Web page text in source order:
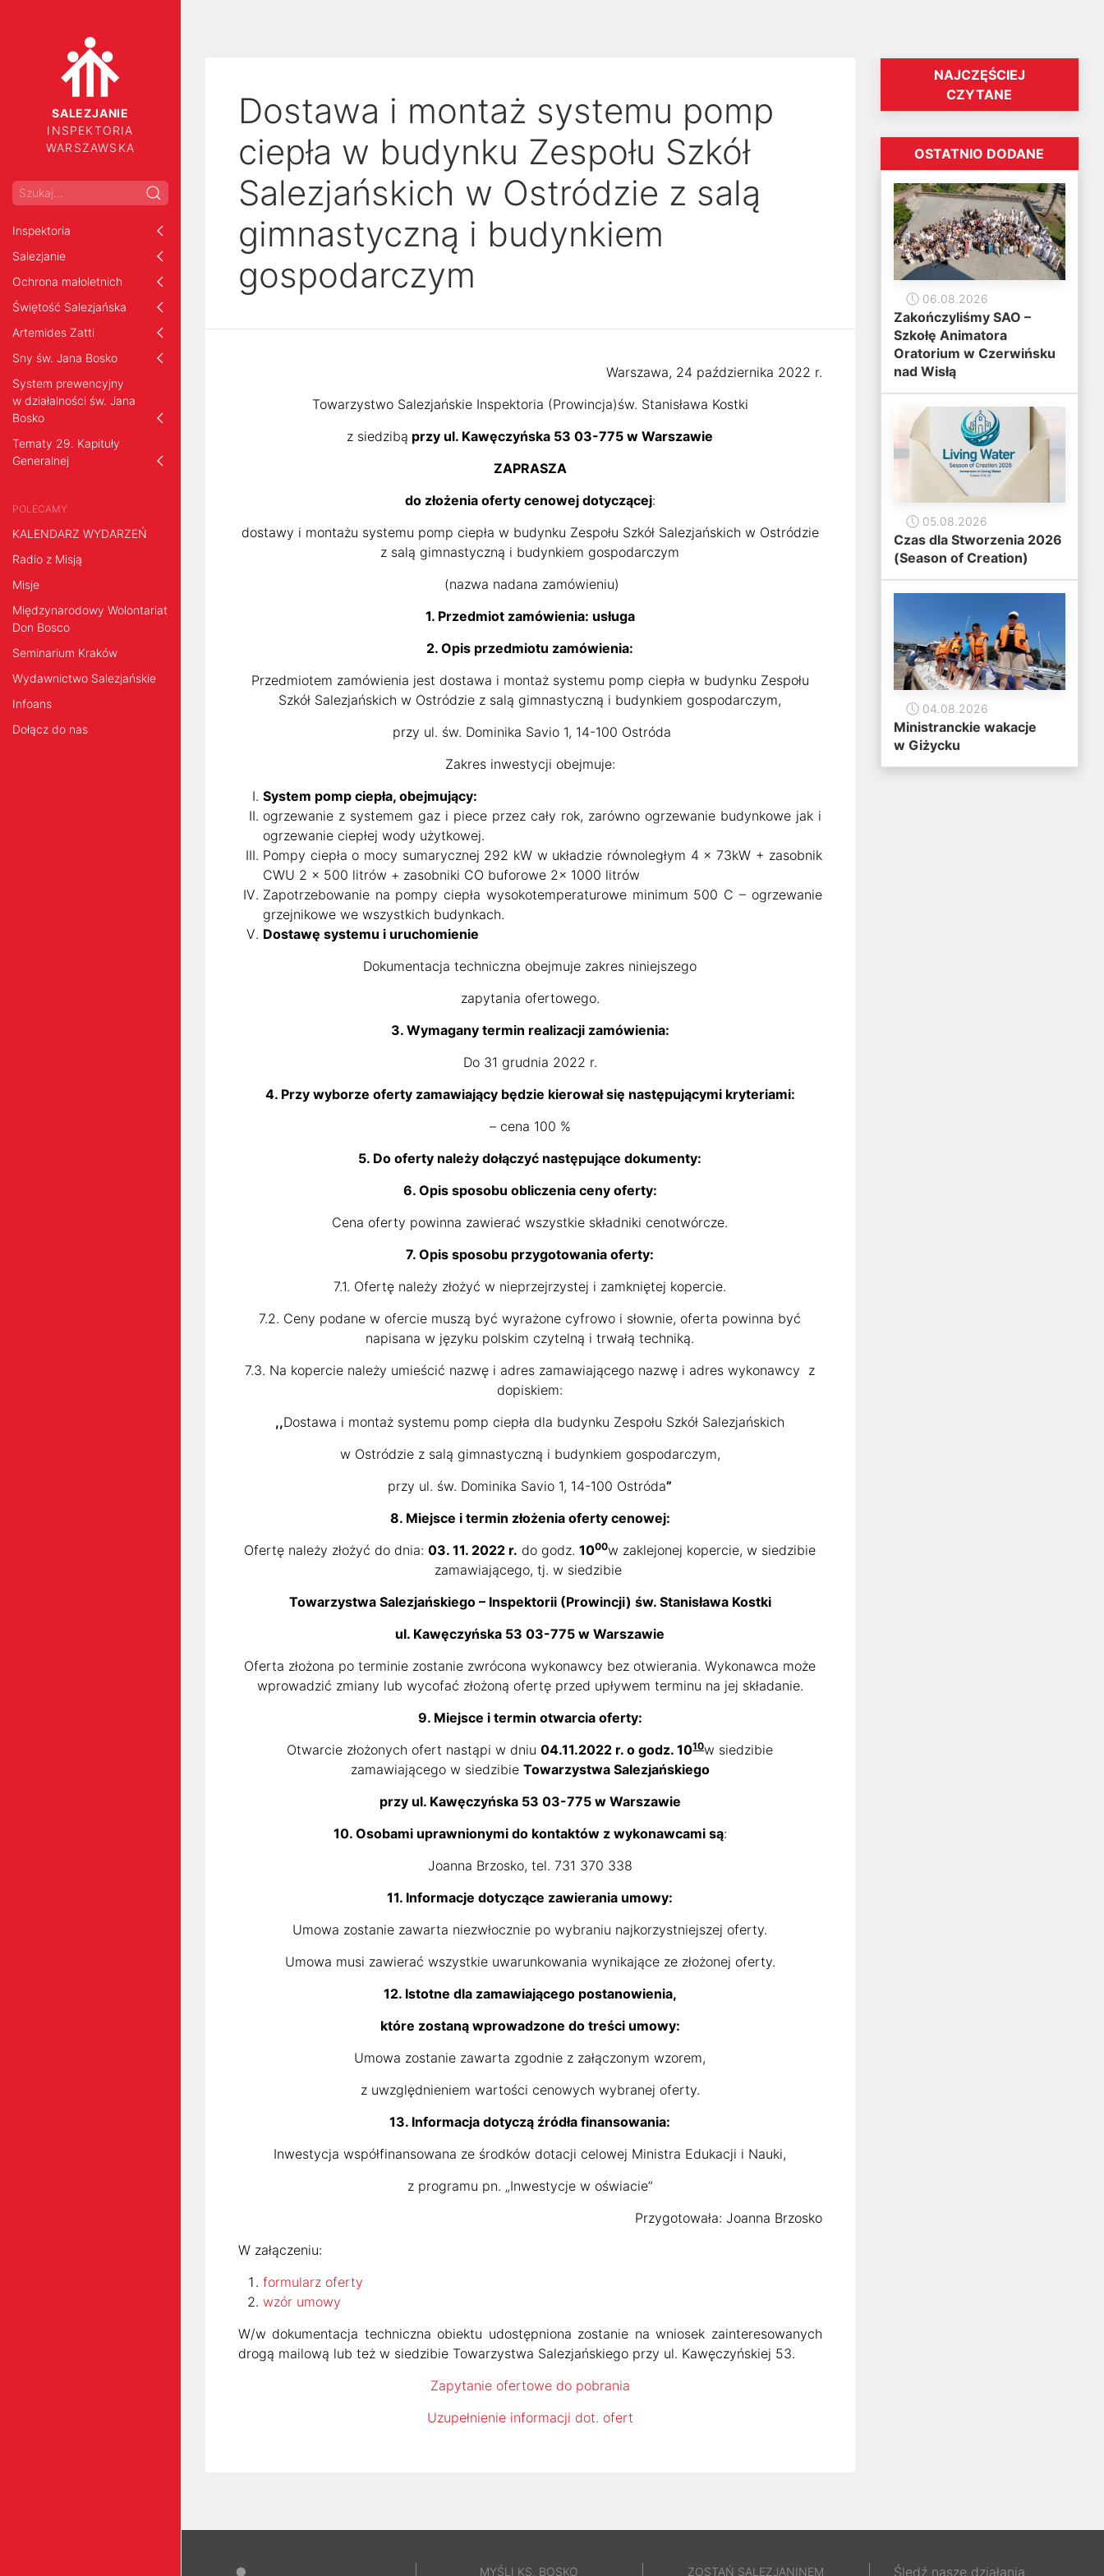
SALEZJANIE
INSPEKTORIA
WARSZAWSKA
Inspektoria
Salezjanie
Ochrona małoletnich
Świętość Salezjańska
Artemides Zatti
Sny św. Jana Bosko
System prewencyjny
w działalności św. Jana
Bosko
Tematy 29. Kapituły
Generalnej
POLECAMY
KALENDARZ WYDARZEŃ
Radio z Misją
Misje
Międzynarodowy Wolontariat
Don Bosco
Seminarium Kraków
Wydawnictwo Salezjańskie
Infoans
Dołącz do nas
Dostawa i montaż systemu pomp
ciepła w budynku Zespołu Szkół
Salezjańskich w Ostródzie z salą
gimnastyczną i budynkiem
gospodarczym
Warszawa, 24 października 2022 r.
Towarzystwo Salezjańskie Inspektoria (Prowincja)św. Stanisława Kostki
z siedzibą przy ul. Kawęczyńska 53 03-775 w Warszawie
ZAPRASZA
do złożenia oferty cenowej dotyczącej:
dostawy i montażu systemu pomp ciepła w budynku Zespołu Szkół Salezjańskich w Ostródzie
z salą gimnastyczną i budynkiem gospodarczym
(nazwa nadana zamówieniu)
1. Przedmiot zamówienia: usługa
2. Opis przedmiotu zamówienia:
Przedmiotem zamówienia jest dostawa i montaż systemu pomp ciepła w budynku Zespołu
Szkół Salezjańskich w Ostródzie z salą gimnastyczną i budynkiem gospodarczym,
przy ul. św. Dominika Savio 1, 14-100 Ostróda
Zakres inwestycji obejmuje:
System pomp ciepła, obejmujący:
ogrzewanie z systemem gaz i piece przez cały rok, zarówno ogrzewanie budynkowe jak i
ogrzewanie ciepłej wody użytkowej.
Pompy ciepła o mocy sumarycznej 292 kW w układzie równoległym 4 x 73kW + zasobnik
CWU 2 x 500 litrów + zasobniki CO buforowe 2x 1000 litrów
Zapotrzebowanie na pompy ciepła wysokotemperaturowe minimum 500 C – ogrzewanie
grzejnikowe we wszystkich budynkach.
Dostawę systemu i uruchomienie
Dokumentacja techniczna obejmuje zakres niniejszego
zapytania ofertowego.
3. Wymagany termin realizacji zamówienia:
Do 31 grudnia 2022 r.
4. Przy wyborze oferty zamawiający będzie kierował się następującymi kryteriami:
– cena 100 %
5. Do oferty należy dołączyć następujące dokumenty:
6. Opis sposobu obliczenia ceny oferty:
Cena oferty powinna zawierać wszystkie składniki cenotwórcze.
7. Opis sposobu przygotowania oferty:
7.1. Ofertę należy złożyć w nieprzejrzystej i zamkniętej kopercie.
7.2. Ceny podane w ofercie muszą być wyrażone cyfrowo i słownie, oferta powinna być
napisana w języku polskim czytelną i trwałą techniką.
7.3. Na kopercie należy umieścić nazwę i adres zamawiającego nazwę i adres wykonawcy z
dopiskiem:
,,Dostawa i montaż systemu pomp ciepła dla budynku Zespołu Szkół Salezjańskich
w Ostródzie z salą gimnastyczną i budynkiem gospodarczym,
przy ul. św. Dominika Savio 1, 14-100 Ostróda”
8. Miejsce i termin złożenia oferty cenowej:
Ofertę należy złożyć do dnia:03. 11. 2022 r. do godz.1000w zaklejonej kopercie, w siedzibie
zamawiającego, tj. w siedzibie
Towarzystwa Salezjańskiego– Inspektorii (Prowincji) św. Stanisława Kostki
ul. Kawęczyńska 53 03-775 w Warszawie
Oferta złożona po terminie zostanie zwrócona wykonawcy bez otwierania. Wykonawca może
wprowadzić zmiany lub wycofać złożoną ofertę przed upływem terminu na jej składanie.
9. Miejsce i termin otwarcia oferty:
Otwarcie złożonych ofert nastąpi w dniu04.11.2022 r. o godz. 1010w siedzibie
zamawiającego w siedzibie Towarzystwa Salezjańskiego
przy ul. Kawęczyńska 53 03-775 w Warszawie
10. Osobami uprawnionymi do kontaktów z wykonawcami są:
Joanna Brzosko, tel. 731 370 338
11. Informacje dotyczące zawierania umowy:
Umowa zostanie zawarta niezwłocznie po wybraniu najkorzystniejszej oferty.
Umowa musi zawierać wszystkie uwarunkowania wynikające ze złożonej oferty.
12. Istotne dla zamawiającego postanowienia,
które zostaną wprowadzone do treści umowy:
Umowa zostanie zawarta zgodnie z załączonym wzorem,
z uwzględnieniem wartości cenowych wybranej oferty.
13. Informacja dotyczą źródła finansowania:
Inwestycja współfinansowana ze środków dotacji celowej Ministra Edukacji i Nauki,
z programu pn. „Inwestycje w oświacie”
Przygotowała: Joanna Brzosko
W załączeniu:
formularz oferty
wzór umowy
W/w dokumentacja techniczna obiektu udostępniona zostanie na wniosek zainteresowanych
drogą mailową lub też w siedzibie Towarzystwa Salezjańskiego przy ul. Kawęczyńskiej 53.
Zapytanie ofertowe do pobrania
Uzupełnienie informacji dot. ofert
NAJCZĘŚCIEJ
CZYTANE
OSTATNIO DODANE
06.08.2026
Zakończyliśmy SAO –
Szkołę Animatora
Oratorium w Czerwińsku
nad Wisłą
05.08.2026
Czas dla Stworzenia 2026
(Season of Creation)
04.08.2026
Ministranckie wakacje
w Giżycku
MYŚLI KS. BOSKO ZOSTAŃ SALEZJANINEM Śledź nasze działania